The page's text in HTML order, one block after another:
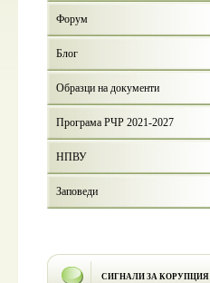
Форум
Блог
Образци на документи
Програма РЧР 2021-2027
НПВУ
Заповеди
СИГНАЛИ ЗА КОРУПЦИЯ